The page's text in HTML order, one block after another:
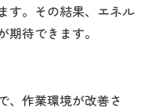
す。その結果、エネル
待できます。
、作業環境が改善さ